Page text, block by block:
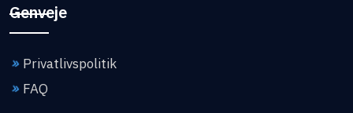
Genveje
Privatlivspolitik
FAQ